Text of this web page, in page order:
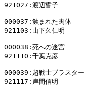
921027:渡辺誓子
000037:蝕まれた肉体
921103:山下久仁明
000038:死への迷宮
921110:千葉克彦
000039:超戦士ブラスター
921117:岸間信明